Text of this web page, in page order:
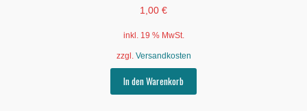
1,00 €
inkl. 19 % MwSt.
zzgl. Versandkosten
In den Warenkorb